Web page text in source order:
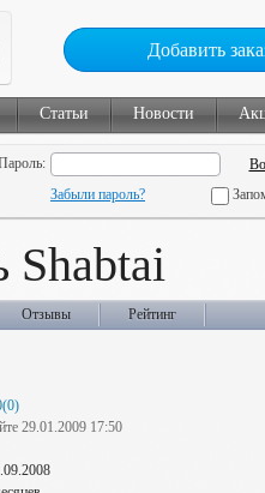
Добавить
Статьи Новости
Забыли пароль?
Shabtai
Отзывы Рейтинг
29.01.2009 17:50